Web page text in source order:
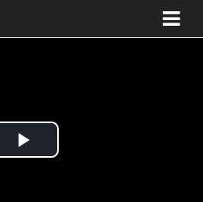
Play